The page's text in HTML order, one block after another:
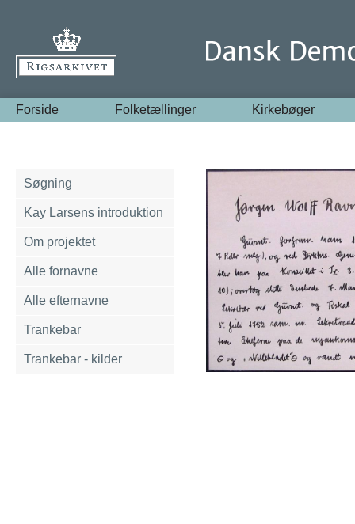
Forside Folketællinger Kirkebøger
Søgning
Kay Larsens introduktion
Om projektet
Alle fornavne
Alle efternavne
Trankebar
Trankebar - kilder